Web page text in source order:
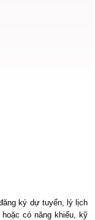
ký dự tuyển, lý lịch
có năng khiếu, kỹ